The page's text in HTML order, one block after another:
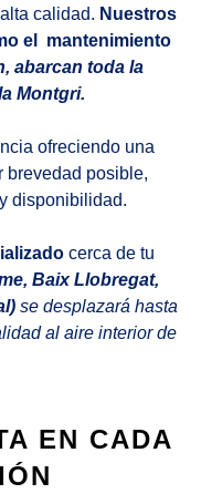
calidad. Nuestros
el mantenimiento
abarcan toda la
Montgri.
ofreciendo una
brevedad posible,
disponibilidad.
cerca de tu
Baix Llobregat,
se desplazará hasta
al aire interior de
EN CADA